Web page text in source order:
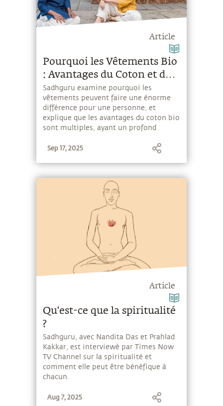
Article
Pourquoi les Vêtements Bio
: Avantages du Coton et de
la Soie Bio
Sadhguru examine pourquoi les
vêtements peuvent faire une énorme
différence pour une personne, et
explique que les avantages du coton bio
sont multiples, ayant un profond
l'énergie.
Sep 17, 2025
Article
Qu'est-ce que la spiritualité
?
Sadhguru, avec Nandita Das et Prahlad
Kakkar, est interviewé par Times Now
TV Channel sur la spiritualité et
comment elle peut être bénéfique à
chacun.
Aug 7, 2025